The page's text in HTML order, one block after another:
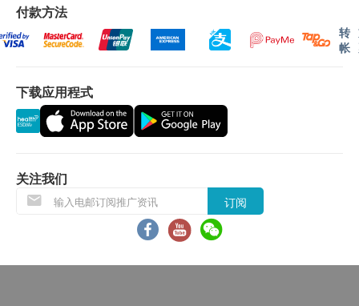
功效
壮腰补肾, 护肝养肝, 益血气, 壮筋骨
覆盆子(蒸)、制何首乌、熟地黄、狗脊(蒸)、菟丝子
(炒)、锁阳(蒸)、淫羊藿(蒸)、龟甲胶(炒)、鹿角胶(炒)
每日临睡前服用4粒
感冒发热勿服. 如出现敏感或不适症状, 请立即停止
服用及咨询您的医生
会延迟。
所有订单须视乎相关货品的供应情况再作最后确
认。倘若健康网购health.ESDlife未能提供任何订
受该订单，并且会于送货前透过电话或电邮通知顾
客再作安排。
退换条款：
当顾客收取已订购之货品时，有责任检查货品是否
有损毁情况，一经确认签收，恕不接受退换。
退换产品必须包装完整，如退换之产品有任何残缺
付款方法
转
帐
下载应用程式
关注我们
订阅